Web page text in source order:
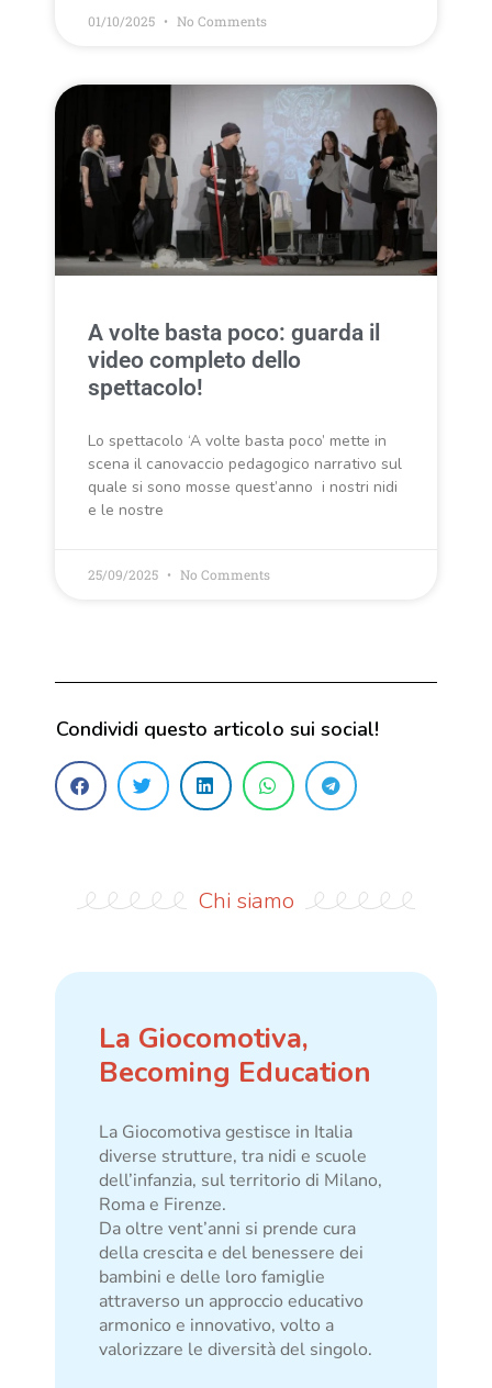
01/10/2025 No Comments
A volte basta poco: guarda il
video completo dello
spettacolo!
Lo spettacolo ‘A volte basta poco’ mette in
scena il canovaccio pedagogico narrativo sul
quale si sono mosse quest’anno i nostri nidi
e le nostre
25/09/2025 No Comments
Condividi questo articolo sui social!
Chi siamo
La Giocomotiva,
Becoming Education
La Giocomotiva gestisce in Italia
diverse strutture, tra nidi e scuole
dell’infanzia, sul territorio di Milano,
Roma e Firenze.
Da oltre vent’anni si prende cura
della crescita e del benessere dei
bambini e delle loro famiglie
attraverso un approccio educativo
armonico e innovativo, volto a
valorizzare le diversità del singolo.